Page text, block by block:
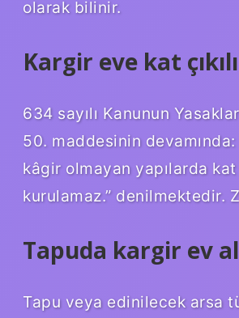
olarak bilinir.
Kargir eve kat
634 sayılı Kanunun
50. maddesinin devamında:
kâgir olmayan yapılarda
kurulamaz.” denilmektedir.
Tapuda kargir ev
Tapu veya edinilecek arsa